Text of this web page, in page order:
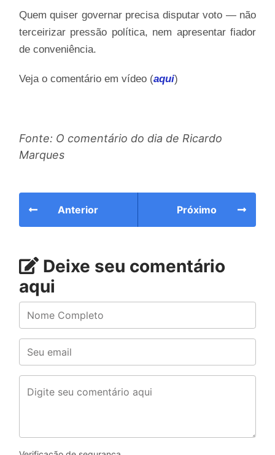
Quem quiser governar precisa disputar voto — não
terceirizar pressão política, nem apresentar fiador
de conveniência.
Veja o comentário em vídeo (aqui)
Fonte: O comentário do dia de Ricardo
Marques
Anterior Próximo
Deixe seu comentário
aqui